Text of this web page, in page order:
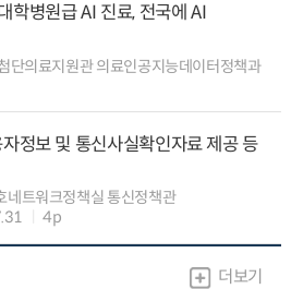
학병원급 AI 진료, 전국에 AI
단의료지원관 의료인공지능데이터정책과
정보 및 통신사실확인자료 제공 등
네트워크정책실 통신정책관
4p
더보기